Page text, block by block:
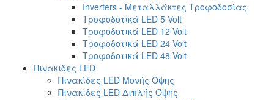
Inverters - Μεταλλάκτες Τροφοδοσίας
Τροφοδοτικά LED 5 Volt
Τροφοδοτικά LED 12 Volt
Τροφοδοτικά LED 24 Volt
Τροφοδοτικά LED 48 Volt
Πινακίδες LED
Πινακίδες LED Μονής Όψης
Πινακίδες LED Διπλής Όψης